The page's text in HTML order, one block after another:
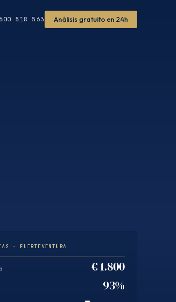
518 563 Análisis gratuito en 24h
· FUERTEVENTURA
€ 1.800
93%